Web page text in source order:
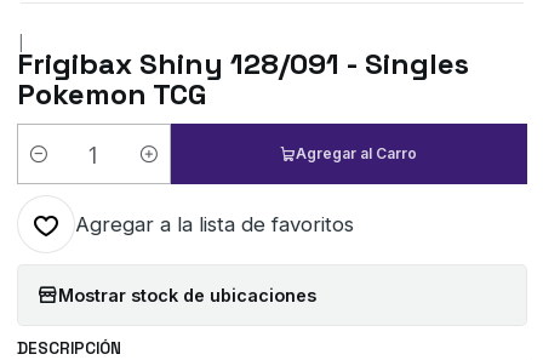
|
Frigibax Shiny 128/091 - Singles
Pokemon TCG
Cantidad
Agregar al Carro
Agregar a la lista de favoritos
Mostrar stock de ubicaciones
DESCRIPCIÓN